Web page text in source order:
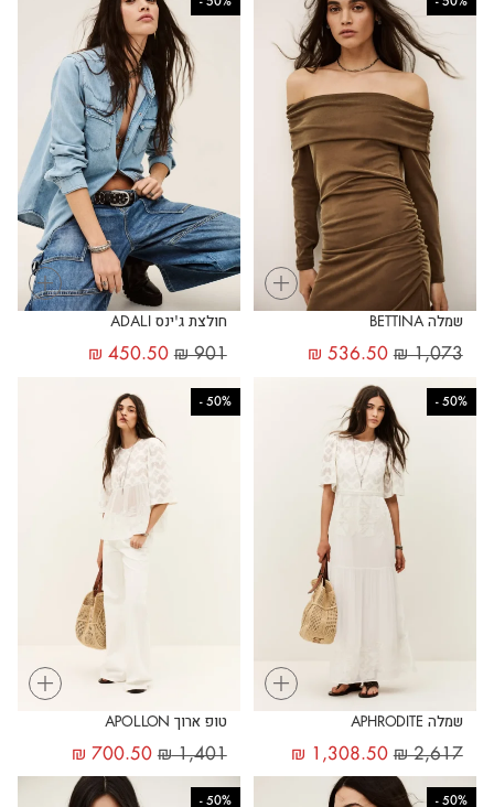
+
שמלה BETTINA
₪1,073
₪ 536.50
+
חולצת ג'ינס ADALI
₪901
₪ 450.50
+
50%
-
שמלה APHRODITE
₪2,617
₪ 1,308.50
+
50%
-
טופ ארוך APOLLON
₪1,401
₪ 700.50
50%
-
50%
-